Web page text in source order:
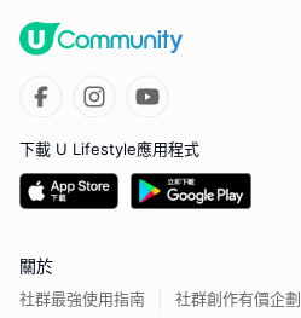
下載 U Lifestyle應用程式
關於
社群最強使用指南 社群創作有價企劃